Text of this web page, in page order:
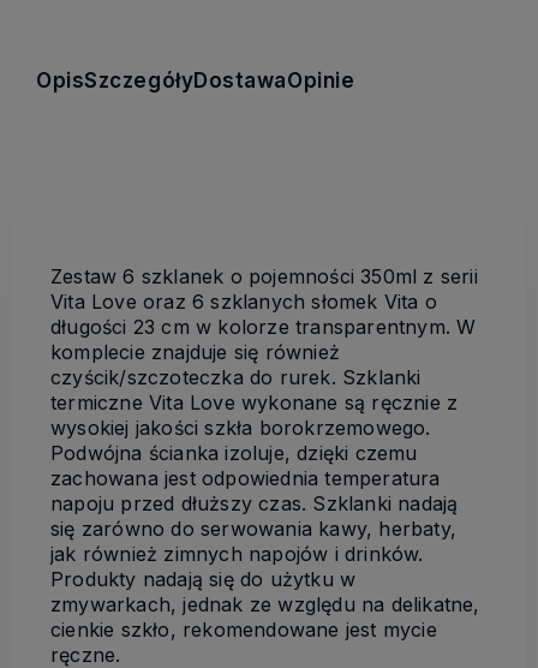
OpisSzczegółyDostawaOpinie
Zestaw 6 szklanek o pojemności 350ml z serii
Vita Love oraz 6 szklanych słomek Vita o
długości 23 cm w kolorze transparentnym. W
komplecie znajduje się również
czyścik/szczoteczka do rurek. Szklanki
termiczne Vita Love wykonane są ręcznie z
wysokiej jakości szkła borokrzemowego.
Podwójna ścianka izoluje, dzięki czemu
zachowana jest odpowiednia temperatura
napoju przed dłuższy czas. Szklanki nadają
się zarówno do serwowania kawy, herbaty,
jak również zimnych napojów i drinków.
Produkty nadają się do użytku w
zmywarkach, jednak ze względu na delikatne,
cienkie szkło, rekomendowane jest mycie
ręczne.